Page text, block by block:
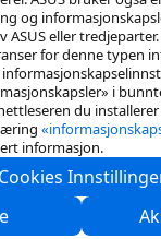
og
ASUS eller
for denne typen
i
du installerer
informasjon.
Cookies